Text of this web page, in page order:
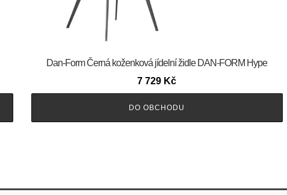
​​​​​Dan-Form Černá koženková jídelní židle DAN-FORM Hype
7 729 Kč
DO OBCHODU